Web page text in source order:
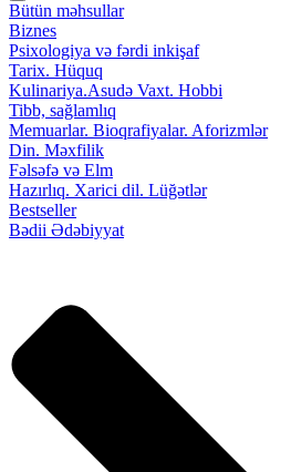
Bütün məhsullar
Biznes
Psixologiya və fərdi inkişaf
Tarix. Hüquq
Kulinariya.Asudə Vaxt. Hobbi
Tibb, sağlamlıq
Memuarlar. Bioqrafiyalar. Aforizmlər
Din. Məxfilik
Fəlsəfə və Elm
Hazırlıq. Xarici dil. Lüğətlər
Bestseller
Bədii Ədəbiyyat